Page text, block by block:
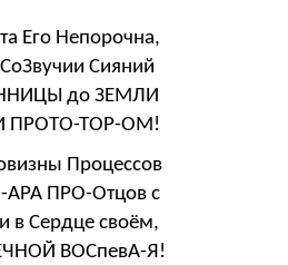
Его Непорочна,
Сияний
до ЗЕМЛИ
ПРОТО-ТОР-ОМ!
Процессов
АРА ПРО-Отцов с
в Сердце своём,
ВОСпевА-Я!